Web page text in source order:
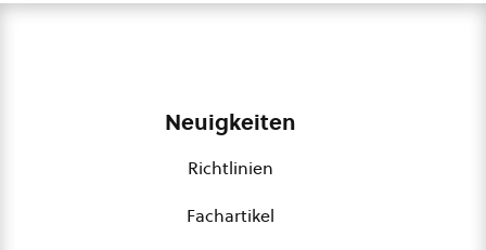
Neuigkeiten
Richtlinien
Fachartikel